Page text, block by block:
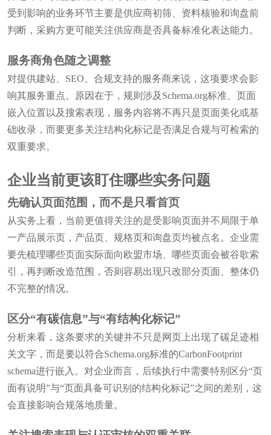
受到影响的业务环节主要是供应商初筛、资料核验和询盘前
判断，采购方更可能关注供应商是否具备标准化表达能力。
服务商角色随之调整
对提供建站、SEO、合规支持的服务商来说，这项要求会影
响其服务重点。原因在于，规则涉及Schema.org标准、页面
嵌入位置以及搜索表现，服务内容将不再只是页面美化或基
础收录，而要更多关注结构化标记是否满足合规与可检索的
双重要求。
企业当前更该盯住哪些实务问题
先确认页面范围，而不是只看首页
从实务上看，当前更值得关注的是受影响页面并不局限于单
一产品展示页，产品页、规格页和询盘页均被点名。企业需
要先梳理哪些页面实际面向欧盟市场、哪些页面会被谷歌索
引，再判断改造范围，否则容易出现只改部分页面、整体仍
不完整的情况。
区分“有碳信息”与“有结构化标记”
分析来看，这条要求的关键并不只是网页上出现了碳足迹相
关文字，而是要以符合Schema.org标准的CarbonFootprint
schema进行嵌入。对企业而言，后续执行中需要特别区分“页
面有说明”与“页面具备可识别的结构化标记”之间的差别，这
会直接影响合规落地质量。